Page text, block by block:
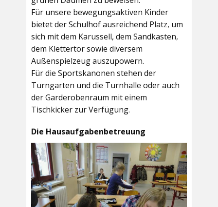
Für unsere bewegungsaktiven Kinder
bietet derSchulhofausreichend Platz, um
sich mit dem Karussell, dem Sandkasten,
dem Klettertor sowie diversem
Außenspielzeug auszupowern.
Für die Sportskanonen stehen der
Turngarten und die Turnhalle oder auch
derGarderobenraum mit einem
Tischkicker zur Verfügung.
Die Hausaufgabenbetreuung